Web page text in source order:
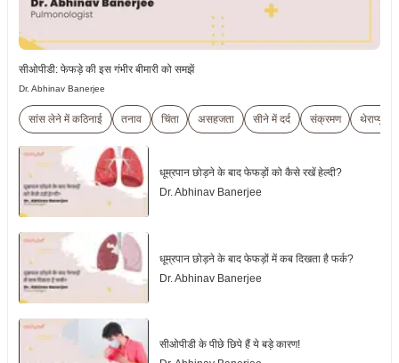
सीओपीडी: फेफड़े की इस गंभीर बीमारी को समझें
Dr. Abhinav Banerjee
सांस लेने में कठिनाई तनाव चिंता असहजता सीने में दर्द संक्रमण
धूम्रपान छोड़ने के बाद फेफड़ों को कैसे रखें हेल्दी?
Dr. Abhinav Banerjee
धूम्रपान छोड़ने के बाद फेफड़ों में कब दिखता है फर्क?
Dr. Abhinav Banerjee
सीओपीडी के पीछे छिपे हैं ये बड़े कारण!